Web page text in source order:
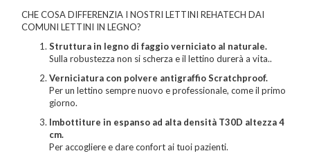
CHE COSA DIFFERENZIA I NOSTRI LETTINI REHATECH DAI
COMUNI LETTINI IN LEGNO?
Struttura in legno di faggio verniciato al naturale.
Sulla robustezza non si scherza e il lettino durerà a vita..
Verniciatura con polvere antigraffio Scratchproof.
Per un lettino sempre nuovo e professionale, come il primo
giorno.
Imbottiture in espanso ad alta densità T30D altezza 4
cm.
Per accogliere e dare confort ai tuoi pazienti.